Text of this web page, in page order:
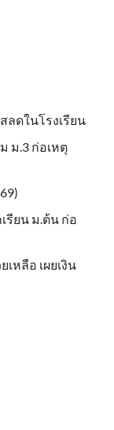
ลดในโรงเรียน
ม.3 ก่อเหตุ
รียน ม.ต้น ก่อ
หลือ เผยเงิน